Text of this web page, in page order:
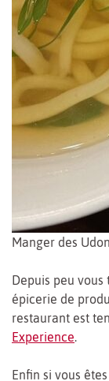
Manger des
Depuis peu
épicerie de
restaurant est
Experience.
Enfin si vous